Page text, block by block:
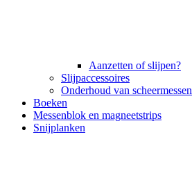
Aanzetten of slijpen?
Slijpaccessoires
Onderhoud van scheermessen
Boeken
Messenblok en magneetstrips
Snijplanken